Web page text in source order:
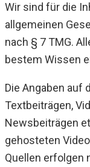
Wir sind für die
allgemeinen
nach § 7 TMG.
bestem Wissen
Die Angaben auf
Textbeiträgen,
Newsbeiträgen
gehosteten
Quellen erfolgen